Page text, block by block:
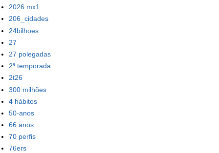
2026 mx1
206_cidades
24bilhoes
27
27 polegadas
2ª temporada
2t26
300 milhões
4 hábitos
50-anos
66 anos
70 perfis
76ers